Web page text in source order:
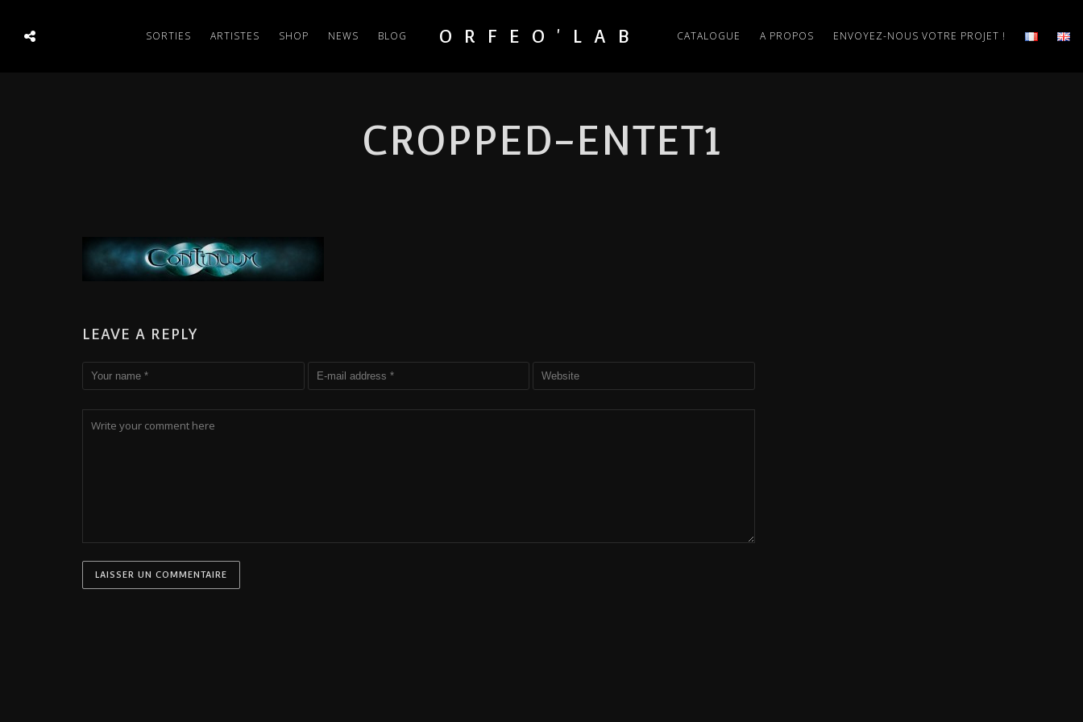
SORTIES ARTISTES SHOP NEWS BLOG ORFEO'LAB CATALOGUE A PROPOS ENVOYEZ-NOUS VOTRE PROJET !
CROPPED-ENTET1
LEAVE A REPLY